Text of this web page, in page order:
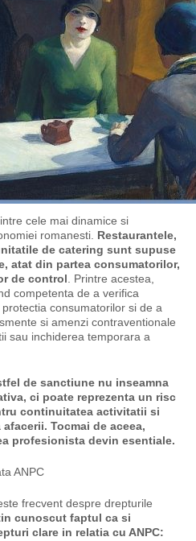
cele mai dinamice si
romanesti. Restaurantele,
de catering sunt supuse
atat din partea consumatorilor,
de control . Printre acestea,
competenta de a verifica
consumatorilor si de a
si amenzi contraventionale
sau inchiderea temporara a
de sanctiune nu inseamna
ci poate reprezenta un risc
continuitatea activitatii si
Tocmai de aceea,
profesionista devin esentiale.
ANPC
frecvent despre drepturile
cunoscut faptul ca si
clare in relatia cu ANPC: